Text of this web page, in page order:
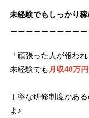
未経験でもしっかり稼
＿＿＿＿＿＿＿＿＿
「頑張った人が報わ
未経験でも 月収40万
丁寧な研修制度があ
よ♪